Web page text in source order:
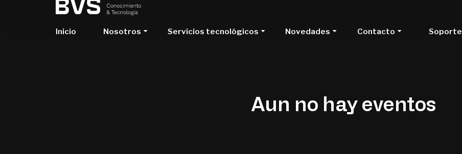
Inicio Nosotros Servicios tecnológicos Novedades Contacto Soporte
Aun no hay eventos